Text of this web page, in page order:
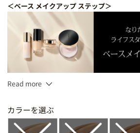
＜ベース メイクアップ ステップ＞
Read more
カラーを選ぶ